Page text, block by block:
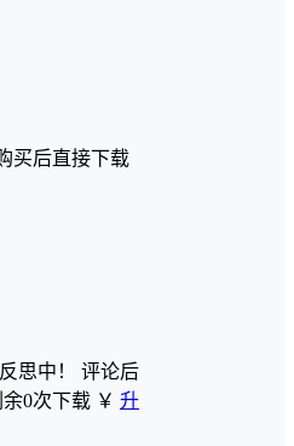
买后直接下载
思中！ 评论后
0次下载 ￥ 升